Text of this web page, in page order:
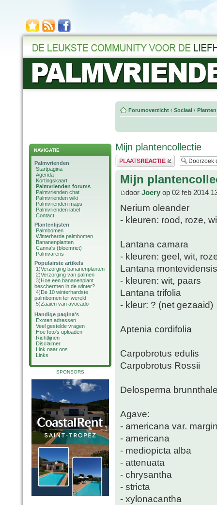
NAVIGATIE
Palmvrienden
Startpagina
Agenda
Kortingskaart
Palmvrienden forums
Palmvrienden chat
Palmvrienden wiki
Palmvrienden maps
Palmvrienden label
Contact
Plantenlijsten
Palmbomen
Winterharde palmbomen
Bananenplanten
Canna's (bloemriet)
Palmvarens
Populairste artikels
1)Verzorging bananenplanten
2)Verzorging van palmen
3)Hoe een bananenplant
beschermen in de winter?
4)De 10 winterhardste
palmbomen ter wereld
5)Zaaien van avocado
Handige pagina's
Exoten adressen
Veel gestelde vragen
Hoe foto's uploaden
Richtlijnen
Disclaimer
Link naar ons
Links
SPONSORS
Forumoverzicht ‹ Sociaal ‹
Mijn plantencollectie
Plaats een reactie
Mijn
door Joery op 02 feb 2014
Nerium oleander
- kleuren: rood, roze,
Lantana camara
- kleuren: geel, wit,
Lantana montevidensis
- kleuren: wit, paars
Lantana trifolia
- kleur: ? (net gezaaid)
Aptenia cordifolia
Carpobrotus edulis
Carpobrotus Rossii
Delosperma
Agave:
- americana var.
- americana
- mediopicta alba
- attenuata
- chrysantha
- stricta
- xylonacantha